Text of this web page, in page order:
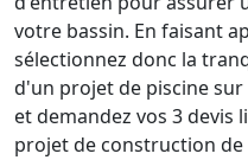
votre bassin. En faisant
sélectionnez donc la
d'un projet de piscine
et demandez vos 3
projet de construction de